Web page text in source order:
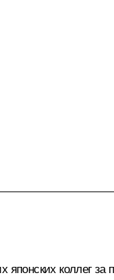
коллег за